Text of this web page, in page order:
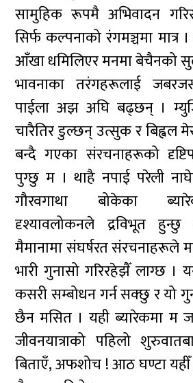
सामुहिक रूपमै अभिवादन
सिर्फ कल्पनाको रंगमञ्चमा मात्र
आँखा धमिलिएर मनमा बेचैनको
भावनाका तरंगहरूलाई
पाईला अझ अघि बढ्छन् ।
चारैतिर डुल्छन् उत्सुक र बिह्वल
बन्दै गएका संरचनाहरूको
पुग्छु म । थाहै नपाई परेली
गौरवगाथा बोकेका
दृश्यावलोकनले द्रविभूत
मैमानामा संघर्षरत
भारी गुनासो गरिरहेझैँ लाग्छ ।
कसरी सम्बोधन गर्न सक्छु र यो
छैन मसित । यही ब्यारेकमा म
जीवनयात्राको पहिलो
बिताएँ, अफशोच ! आठ घण्टा यहीँ